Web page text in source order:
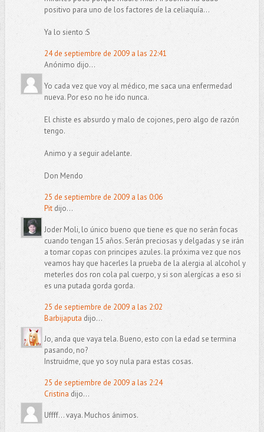
positivo para uno de los factores de la celiaquía...
Ya lo siento :S
24 de septiembre de 2009 a las 22:41
Anónimo dijo...
Yo cada vez que voy al médico, me saca una enfermedad
nueva. Por eso no he ido nunca.
El chiste es absurdo y malo de cojones, pero algo de razón
tengo.
Animo y a seguir adelante.
Don Mendo
25 de septiembre de 2009 a las 0:06
Pitdijo...
Joder Moli, lo único bueno que tiene es que no serán focas
cuando tengan 15 años. Serán preciosas y delgadas y se irán
a tomar copas con principes azules. la próxima vez que nos
veamos hay que hacerles la prueba de la alergia al alcohol y
meterles dos ron cola pal cuerpo, y si son alergícas a eso si
es una putada gorda gorda.
25 de septiembre de 2009 a las 2:02
Barbijaputa dijo...
Jo, anda que vaya tela. Bueno, esto con la edad se termina
pasando, no?
Instruidme, que yo soy nula para estas cosas.
25 de septiembre de 2009 a las 2:24
Cristina dijo...
Uffff... vaya. Muchos ánimos.